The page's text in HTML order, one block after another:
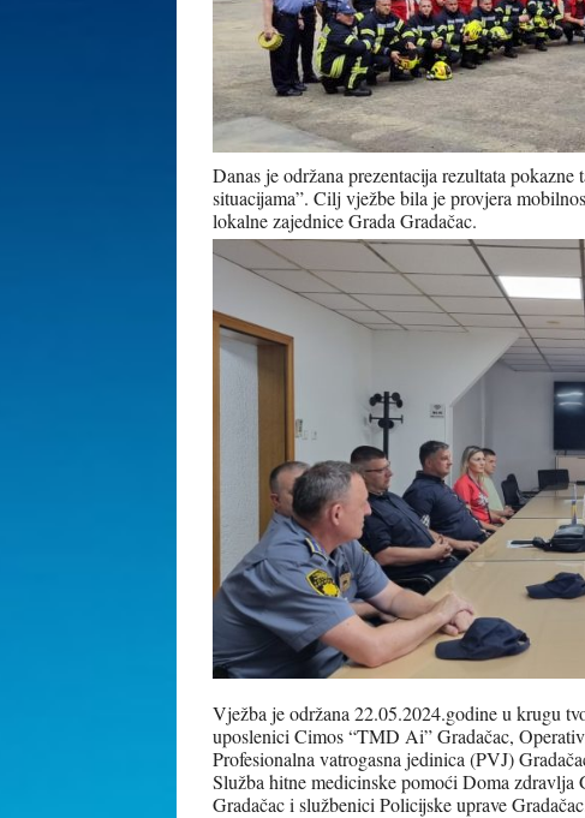
Danas je održana prezentacija rezultata
situacijama”. Cilj vježbe bila je provjera
lokalne zajednice Grada Gradačac.
Vježba je održana 22.05.2024.godine u krugu
uposlenici Cimos “TMD Ai” Gradačac,
Profesionalna vatrogasna jedinica (PVJ)
Služba hitne medicinske pomoći Doma
Gradačac i službenici Policijske uprave